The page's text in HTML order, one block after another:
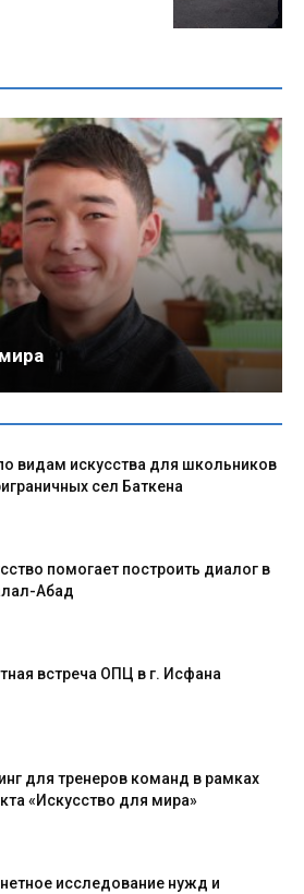
видам искусства для школьников
сел Баткена
помогает построить диалог в
Абад
встреча ОПЦ в г. Исфана
для тренеров команд в рамках
«Искусство для мира»
исследование нужд и